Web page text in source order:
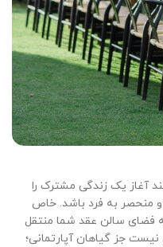
آغاز یک زندگی مشترک را
و منحصر به فرد باشد. خاص
فضای سالن عقد شما منتقل
نیست جز گیاهان آپارتمانی؛